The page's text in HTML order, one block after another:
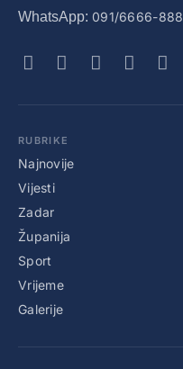
WhatsApp: 091/6666-888
RUBRIKE
Najnovije
Vijesti
Zadar
Županija
Sport
Vrijeme
Galerije